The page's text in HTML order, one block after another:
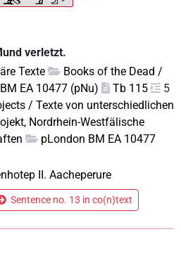
verletzt.
Texte
Books of the Dead /
EA 10477 (pNu) Tb 115
5
/ Texte von unterschiedlichen
Nordrhein-Westfälische
pLondon BM EA 10477
II. Aacheperure
Sentence no. 13 in co(n)text